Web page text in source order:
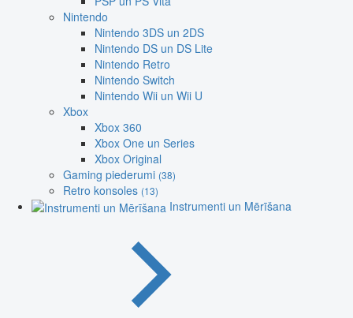
Nintendo
Nintendo 3DS un 2DS
Nintendo DS un DS Lite
Nintendo Retro
Nintendo Switch
Nintendo Wii un Wii U
Xbox
Xbox 360
Xbox One un Series
Xbox Original
Gaming piederumi (38)
Retro konsoles (13)
Instrumenti un Mērīšana